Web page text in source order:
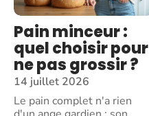
Pain minceur :
quel choisir pour
ne pas grossir ?
14 juillet 2026
Le pain complet n'a rien